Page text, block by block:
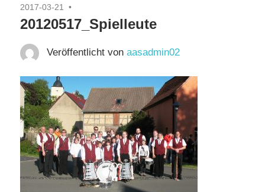
2017-03-21
20120517_Spielleute
Veröffentlicht von aasadmin02